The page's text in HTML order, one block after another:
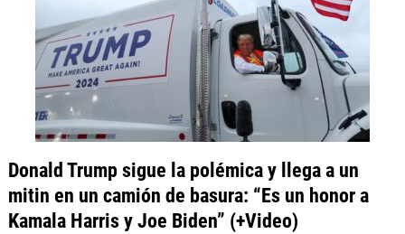
Donald Trump sigue la polémica y llega a un
mitin en un camión de basura: “Es un honor a
Kamala Harris y Joe Biden” (+Video)